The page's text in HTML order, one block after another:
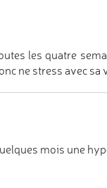
les quatre
ne stress avec sa
mois une